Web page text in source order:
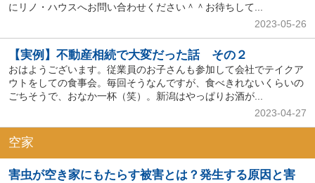
にリノ・ハウスへお問い合わせください＾＾お待ちして...
2023-05-26
【実例】不動産相続で大変だった話 その２
おはようございます。従業員のお子さんも参加して会社でテイクア
ウトをしての食事会。毎回そうなんですが、食べきれないくらいの
ごちそうで、おなか一杯（笑）。新潟はやっぱりお酒が...
2023-04-27
空家
害虫が空き家にもたらす被害とは？発生する原因と害